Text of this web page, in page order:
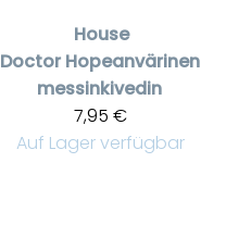
House
Doctor Hopeanvärinen
messinkivedin
7,95 €
Auf Lager verfügbar